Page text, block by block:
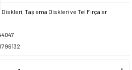
Taşlama Diskleri ve Tel Fırçalar